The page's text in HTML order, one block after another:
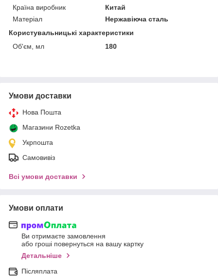
Країна виробник
Китай
Матеріал
Нержавіюча сталь
Користувальницькі характеристики
Об'єм, мл
180
Умови доставки
Нова Пошта
Магазини Rozetka
Укрпошта
Самовивіз
Всі умови доставки
Умови оплати
Ви отримаєте замовлення
або гроші повернуться на вашу картку
Детальніше
Післяплата